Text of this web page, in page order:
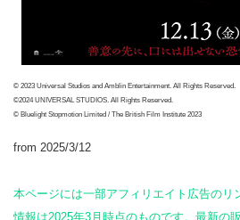
© 2023 Universal Studios and Amblin Entertainment. All Rights Reserved.
©2024 UNIVERSAL STUDIOS. All Rights Reserved.
© Bluelight Stopmotion Limited / The British Film Institute 2023
from 2025/3/12
本ページには一部アフィリエイト広告のリ
情報は2025年3月時点のものです。最新の